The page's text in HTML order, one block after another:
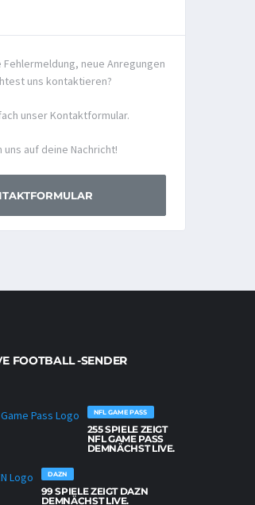
Fehlermeldung, neue Anregungen
uns kontaktieren?
unser Kontaktformular.
uns auf deine Nachricht!
FOOTBALL -SENDER
NFL GAME PASS
255 SPIELE ZEIGT
NFL GAME PASS
DEMNÄCHST LIVE.
DAZN
99 SPIELE ZEIGT DAZN
DEMNÄCHST LIVE.